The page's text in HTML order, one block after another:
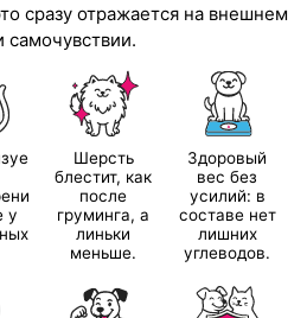
сразу отражается на внешнем
самочувствии.
у
Шерсть
блестит, как
после
груминга, а
линьки
меньше.
Здоровый
вес без
усилий: в
составе нет
лишних
углеводов.